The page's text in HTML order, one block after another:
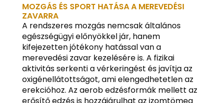
MOZGÁS ÉS SPORT HATÁSA A MEREVEDÉSI
ZAVARRA
A rendszeres mozgás nemcsak általános
egészségügyi előnyökkel jár, hanem
kifejezetten jótékony hatással van a
merevedési zavar kezelésére is. A fizikai
aktivitás serkenti a vérkeringést és javítja az
oxigénellátottságot, ami elengedhetetlen az
erekcióhoz. Az aerob edzésformák mellett az
erősítő edzés is hozzájárulhat az izomtömeg